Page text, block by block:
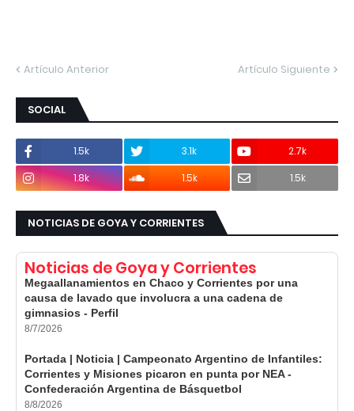
Artículo Anterior Artículo Siguiente
SOCIAL
1.5k 3.1k
2.7k
1.8k
1.5k 1.5k
NOTICIAS DE GOYA Y CORRIENTES
Noticias de Goya y Corrientes
Megaallanamientos en Chaco y Corrientes por una
causa de lavado que involucra a una cadena de
gimnasios - Perfil
8/7/2026
Portada | Noticia | Campeonato Argentino de Infantiles:
Corrientes y Misiones picaron en punta por NEA -
Confederación Argentina de Básquetbol
8/8/2026